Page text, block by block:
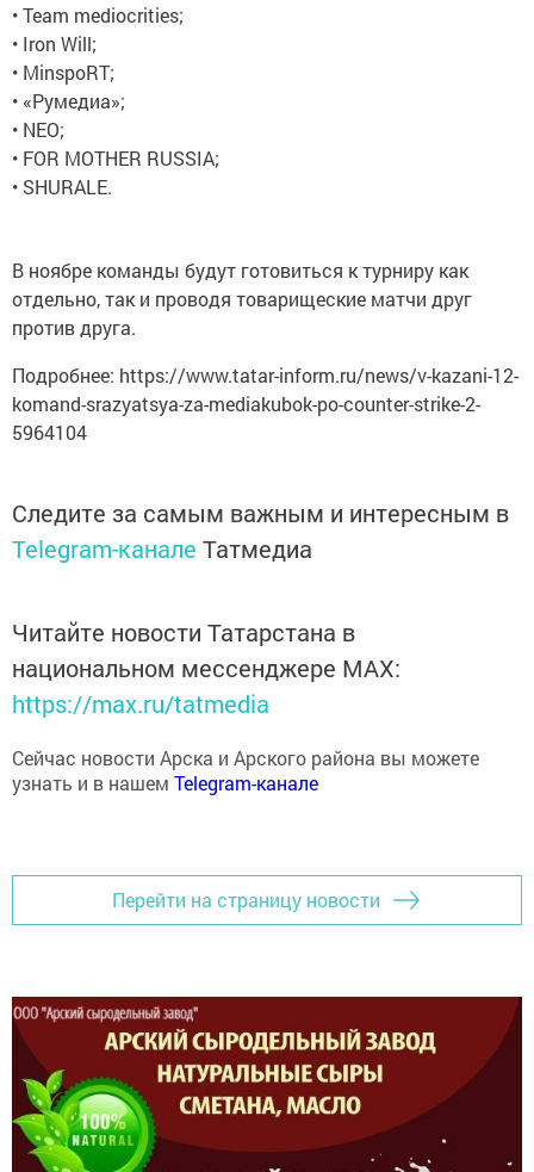
• Team mediocrities;
• Iron Will;
• MinspoRT;
• «Румедиа»;
• NEO;
• FOR MOTHER RUSSIA;
• SHURALE.
В ноябре команды будут готовиться к турниру как
отдельно, так и проводя товарищеские матчи друг
против друга.
Подробнее: https://www.tatar-inform.ru/news/v-kazani-12-
komand-srazyatsya-za-mediakubok-po-counter-strike-2-
5964104
Следите за самым важным и интересным в
Telegram-канале Татмедиа
Читайте новости Татарстана в
национальном мессенджере MАХ:
https://max.ru/tatmedia
Сейчас новости Арска и Арского района вы можете
узнать и в нашем Telegram-канале
Перейти на страницу новости